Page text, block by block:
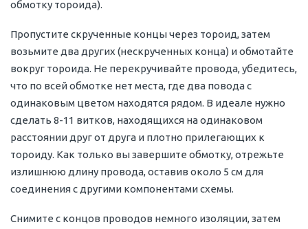
обмотку тороида).
Пропустите скрученные концы через тороид, затем
возьмите два других (нескрученных конца) и обмотайте
вокруг тороида. Не перекручивайте провода, убедитесь,
что по всей обмотке нет места, где два повода с
одинаковым цветом находятся рядом. В идеале нужно
сделать 8-11 витков, находящихся на одинаковом
расстоянии друг от друга и плотно прилегающих к
тороиду. Как только вы завершите обмотку, отрежьте
излишнюю длину провода, оставив около 5 см для
соединения с другими компонентами схемы.
Снимите с концов проводов немного изоляции, затем